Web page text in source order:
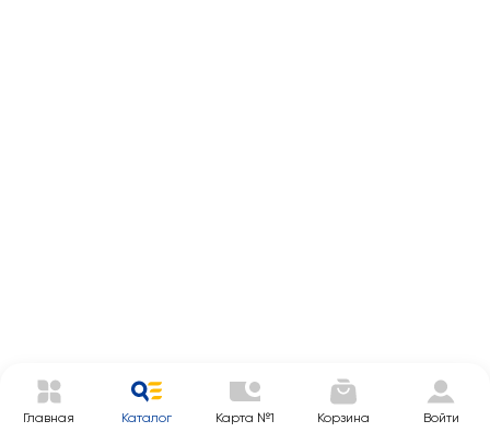
Главная Каталог Карта №1 Корзина Войти